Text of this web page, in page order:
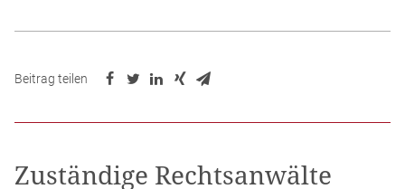
Beitrag teilen
Zuständige Rechtsanwälte